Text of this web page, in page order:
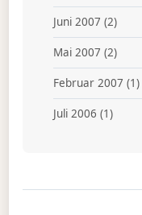
Juni 2007 (2)
Mai 2007 (2)
Februar 2007 (1)
Juli 2006 (1)